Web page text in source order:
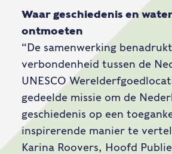
Waar geschiedenis en
ontmoeten
“De samenwerking
verbondenheid tussen de
UNESCO
gedeelde missie om de
geschiedenis op een
inspirerende manier te
Karina Roovers, Hoofd